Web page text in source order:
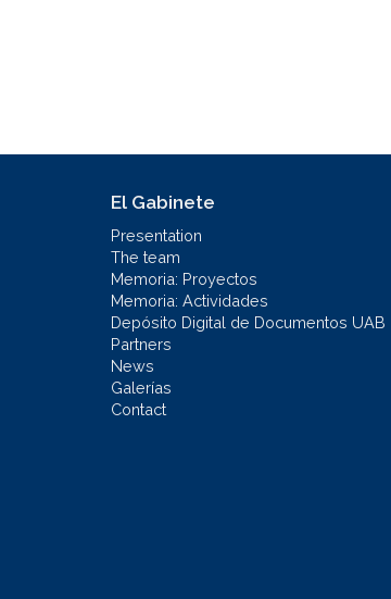
El Gabinete
Presentation
The team
Memoria: Proyectos
Memoria: Actividades
Depósito Digital de Documentos UAB
Partners
News
Galerías
Contact